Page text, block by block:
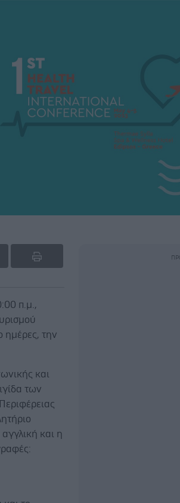
π.μ.,
ημέρες, την
και
των
και η